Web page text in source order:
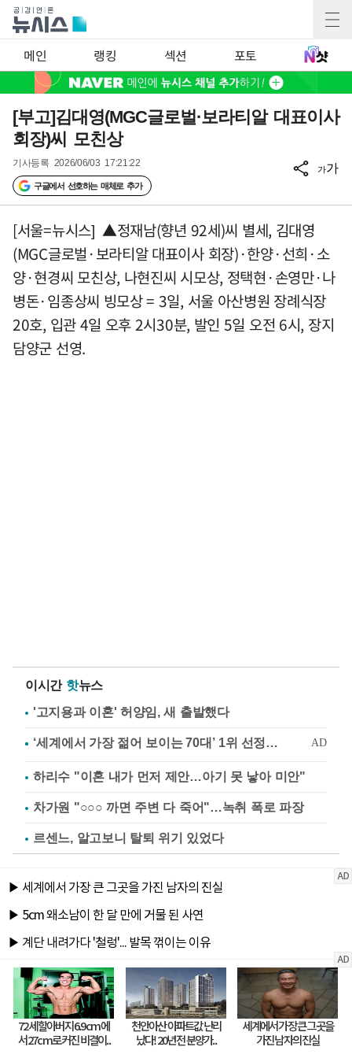
메인 랭킹 섹션 포토
[부고]김대영(MGC글로벌·보라티알 대표이사
회장)씨 모친상
기사등록 2026/06/03 17:21:22
구글에서 선호하는 매체로 추가
가가
[서울=뉴시스] ▲정재남(향년 92세)씨 별세, 김대영
(MGC글로벌·보라티알 대표이사 회장)·한양·선희·소
양·현경씨 모친상, 나현진씨 시모상, 정택현·손영만·나
병돈·임종상씨 빙모상 = 3일, 서울 아산병원 장례식장
20호, 입관 4일 오후 2시30분, 발인 5일 오전 6시, 장지
담양군 선영.
이시간 핫뉴스
'고지용과 이혼' 허양임, 새 출발했다
하리수 "이혼 내가 먼저 제안…아기 못 낳아 미안"
차가원 "○○○ 까면 주변 다 죽어"…녹취 폭로 파장
르센느, 알고보니 탈퇴 위기 있었다